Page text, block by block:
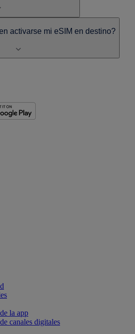
activarse mi eSIM en destino?
la app
canales digitales